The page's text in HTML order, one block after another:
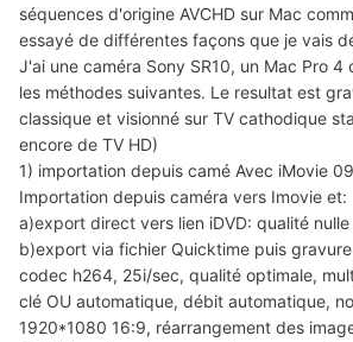
séquences d'origine AVCHD sur Mac
essayé de différentes façons que je vais
J'ai une caméra Sony SR10, un Mac Pro 4
les méthodes suivantes. Le resultat est
classique et visionné sur TV cathodique
encore de TV HD)
1) importation depuis camé Avec iMovie 09
Importation depuis caméra vers Imovie et:
a)export direct vers lien iDVD: qualité
b)export via fichier Quicktime puis
codec h264, 25i/sec, qualité optimale,
clé OU automatique, débit automatique,
1920*1080 16:9, réarrangement des